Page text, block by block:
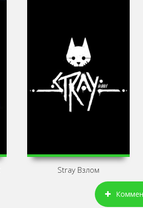
Stray Взлом